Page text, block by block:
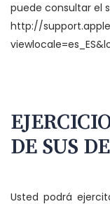
puede consultar el
http://
DE SUS
Usted podrá